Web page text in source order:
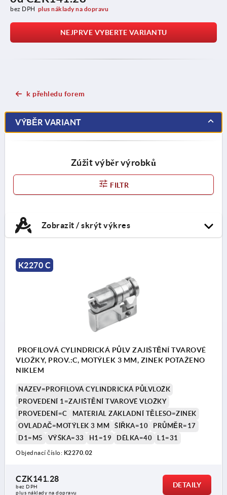
bez DPH plus náklady na dopravu
NEJPRVE VYBERTE VARIANTU
k přehledu forem
VÝBĚR VARIANT
Zúžit výběr výrobků
FILTR
Zobrazit / skrýt výkres
K2270 C
PROFILOVÁ CYLINDRICKÁ PŮLV ZAJIŠTĚNÍ TVAROVÉ
VLOŽKY, PROV.:C, MOTÝLEK 3 MM, ZINEK POTAŽENO
NIKLEM
NÁZEV=PROFILOVÁ CYLINDRICKÁ PŮLVLOŽK
PROVEDENÍ 1=ZAJIŠTĚNÍ TVAROVÉ VLOŽKY
PROVEDENÍ=C
MATERIÁL ZÁKLADNÍ TĚLESO=ZINEK
OVLADAČ=MOTÝLEK 3 MM
ŠÍŘKA=10
PRŮMĚR=17
D1=M5
VÝŠKA=33 H1=19 DÉLKA=40 L1=31
Objednací číslo: K2270.02
CZK141.28
bez DPH
plus náklady na dopravu
DETAILY